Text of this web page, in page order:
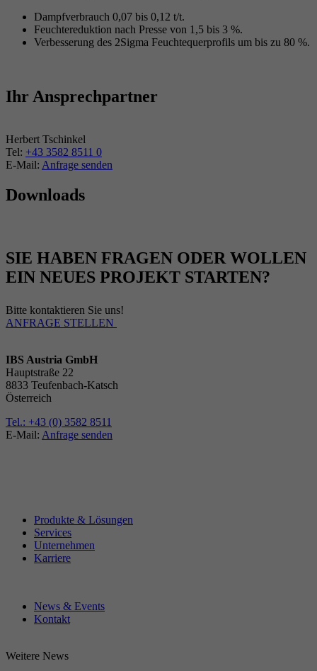
Dampfverbrauch 0,07 bis 0,12 t/t.
Feuchtereduktion nach Presse von 1,5 bis 3 %.
Verbesserung des 2Sigma Feuchtequerprofils um bis zu 80 %.
Ihr Ansprechpartner
Herbert Tschinkel
Tel: +43 3582 8511 0
E-Mail: Anfrage senden
Downloads
SIE HABEN FRAGEN ODER WOLLEN
EIN NEUES PROJEKT STARTEN?
Bitte kontaktieren Sie uns!
ANFRAGE STELLEN
IBS Austria GmbH
Hauptstraße 22
8833 Teufenbach-Katsch
Österreich
Tel.: +43 (0) 3582 8511
E-Mail: Anfrage senden
Produkte & Lösungen
Services
Unternehmen
Karriere
News & Events
Kontakt
Weitere News